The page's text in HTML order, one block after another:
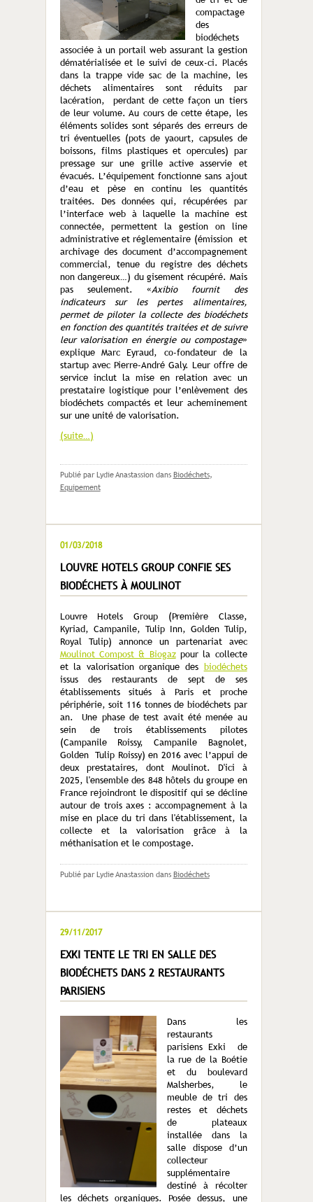
compactage
des
biodéchets
associée à un portail web assurant la gestion
dématérialisée et le suivi de ceux-ci. Placés
dans la trappe vide sac de la machine, les
déchets alimentaires sont réduits par
lacération, perdant de cette façon un tiers
de leur volume. Au cours de cette étape, les
éléments solides sont séparés des erreurs de
tri éventuelles (pots de yaourt, capsules de
boissons, films plastiques et opercules) par
pressage sur une grille active asservie et
évacués. L’équipement fonctionne sans ajout
d’eau et pèse en continu les quantités
traitées. Des données qui, récupérées par
l’interface web à laquelle la machine est
connectée, permettent la gestion on line
administrative et réglementaire (émission et
archivage des document d’accompagnement
commercial, tenue du registre des déchets
non dangereux…) du gisement récupéré. Mais
pas seulement. «Axibio fournit des
indicateurs sur les pertes alimentaires,
permet de piloter la collecte des biodéchets
en fonction des quantités traitées et de suivre
leur valorisation en énergie ou compostage»
explique Marc Eyraud, co-fondateur de la
startup avec Pierre-André Galy. Leur offre de
service inclut la mise en relation avec un
prestataire logistique pour l’enlèvement des
biodéchets compactés et leur acheminement
sur une unité de valorisation.
(suite…)
Publié par Lydie Anastassion dans Biodéchets,
Equipement
01/03/2018
LOUVRE HOTELS GROUP CONFIE SES
BIODÉCHETS À MOULINOT
Louvre Hotels Group (Première Classe,
Kyriad, Campanile, Tulip Inn, Golden Tulip,
Royal Tulip) annonce un partenariat avec
Moulinot Compost & Biogazpour la collecte
et la valorisation organique des
biodéchets
issus des restaurants de sept de ses
établissements situés à Paris et proche
périphérie, soit 116 tonnes de biodéchets par
an. Une phase de test avait été menée au
sein de trois établissements pilotes
(Campanile Roissy, Campanile Bagnolet,
Golden Tulip Roissy) en 2016 avec l’appui de
deux prestataires, dont Moulinot. D'ici à
2025, l'ensemble des 848 hôtels du groupe en
France rejoindront le dispositif qui se décline
autour de trois axes : accompagnement à la
mise en place du tri dans l'établissement, la
collecte et la valorisation grâce à la
méthanisation et le compostage.
Publié par Lydie Anastassion dans Biodéchets
29/11/2017
EXKI TENTE LE TRI EN SALLE DES
BIODÉCHETS DANS 2 RESTAURANTS
PARISIENS
Dans les
restaurants
parisiens Exki de
la rue de la Boétie
et du boulevard
Malsherbes, le
meuble de tri des
restes et déchets
de plateaux
installée dans la
salle dispose d’un
collecteur
supplémentaire
destiné à récolter
les déchets organiques. Posée dessus, une